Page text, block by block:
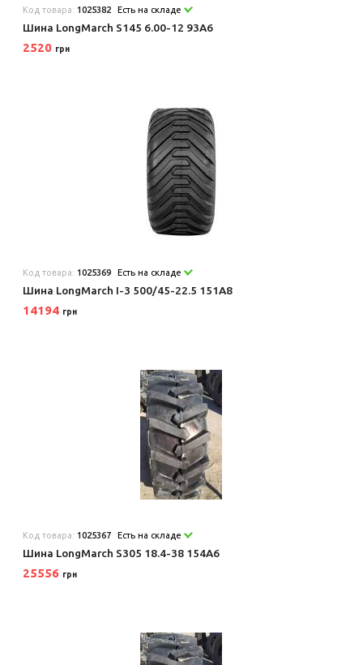
Код товара: 1025382 Есть на складе
Шина LongMarch S145 6.00-12 93A6
2520 грн
Код товара: 1025369 Есть на складе
Шина LongMarch I-3 500/45-22.5 151A8
14194 грн
Код товара: 1025367 Есть на складе
Шина LongMarch S305 18.4-38 154A6
25556 грн